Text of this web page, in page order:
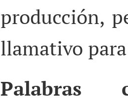
producción,
llamativo
Palabras